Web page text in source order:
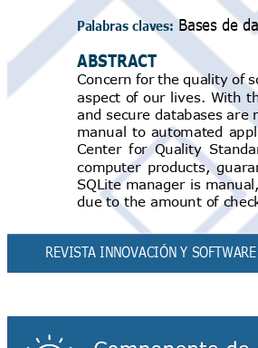
Palabras claves: Bases de
ABSTRACT
Concern for the quality of
aspect ofour lives. With
and secure databases
manual to automated
Center for Quality
computer products,
SQLite managerismanual,
due to the amount of
REVISTA INNOVACIÓN Y SOFTWARE